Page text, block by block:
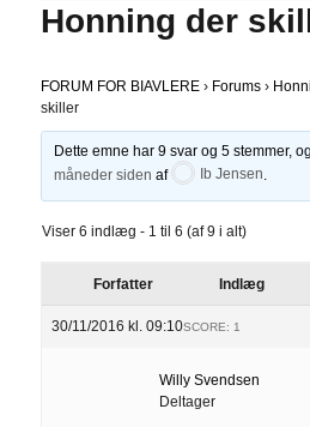
Honning der
FORUM FOR BIAVLERE › Forums ›
skiller
Dette emne har 9 svar og 5 stemmer,
måneder siden af Ib Jensen
Viser 6 indlæg - 1 til 6 (af 9 i alt)
Forfatter Indlæg
30/11/2016 kl. 09:10SCORE: 1
Willy Svendsen
Deltager